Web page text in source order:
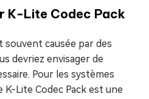
K-Lite Codec Pack
souvent causée par des
devriez envisager de
Pour les systèmes
Lite Codec Pack est une